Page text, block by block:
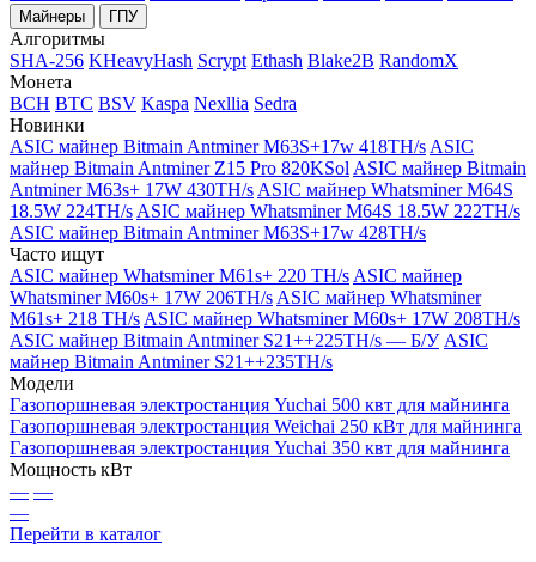
Майнеры ГПУ
Алгоритмы
SHA-256 KHeavyHash Scrypt Ethash Blake2B RandomX
Монета
BCH BTC BSV Kaspa Nexllia Sedra
Новинки
ASIC майнер Bitmain Antminer M63S+17w 418TH/s ASIC
майнер Bitmain Antminer Z15 Pro 820KSol ASIC майнер Bitmain
Antminer M63s+ 17W 430TH/s ASIC майнер Whatsminer M64S
18.5W 224TH/s ASIC майнер Whatsminer M64S 18.5W 222TH/s
ASIC майнер Bitmain Antminer M63S+17w 428TH/s
Часто ищут
ASIC майнер Whatsminer M61s+ 220 TH/s ASIC майнер
Whatsminer M60s+ 17W 206TH/s ASIC майнер Whatsminer
M61s+ 218 TH/s ASIC майнер Whatsminer M60s+ 17W 208TH/s
ASIC майнер Bitmain Antminer S21++225TH/s — Б/У ASIC
майнер Bitmain Antminer S21++235TH/s
Модели
Газопоршневая электростанция Yuchai 500 квт для майнинга
Газопоршневая электростанция Weichai 250 кВт для майнинга
Газопоршневая электростанция Yuchai 350 квт для майнинга
Мощность кВт
— —
—
Перейти в каталог